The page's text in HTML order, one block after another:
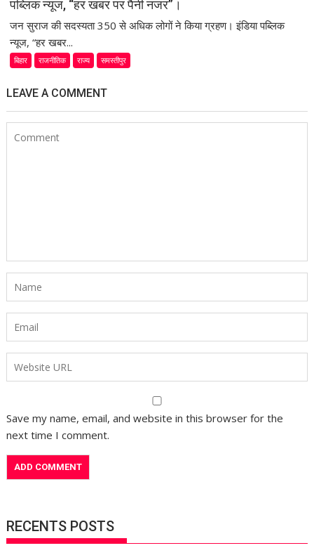
पब्लिक न्यूज, “हर खबर पर पैनी नजर”।
जन सुराज की सदस्यता 350 से अधिक लोगों ने किया ग्रहण। इंडिया पब्लिक
न्यूज, “हर खबर...
बिहार राजनीतिक राज्य समस्तीपुर
LEAVE A COMMENT
Save my name, email, and website in this browser for the
next time I comment.
RECENTS POSTS